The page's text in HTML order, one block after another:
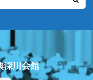
深川会館